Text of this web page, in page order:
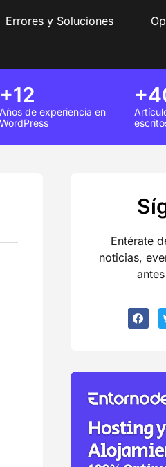
Errores y Soluciones
+12
Años de experiencia en
WordPress
Entérate
noticias,